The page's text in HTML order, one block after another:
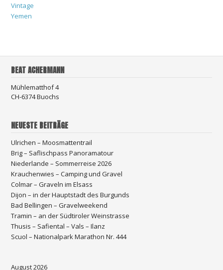
Vintage
Yemen
BEAT ACHERMANN
Mühlematthof 4
CH-6374 Buochs
NEUESTE BEITRÄGE
Ulrichen – Moosmattentrail
Brig – Saflischpass Panoramatour
Niederlande – Sommerreise 2026
Krauchenwies – Camping und Gravel
Colmar – Graveln im Elsass
Dijon – in der Hauptstadt des Burgunds
Bad Bellingen – Gravelweekend
Tramin – an der Südtiroler Weinstrasse
Thusis – Safiental – Vals – Ilanz
Scuol – Nationalpark Marathon Nr. 444
August 2026